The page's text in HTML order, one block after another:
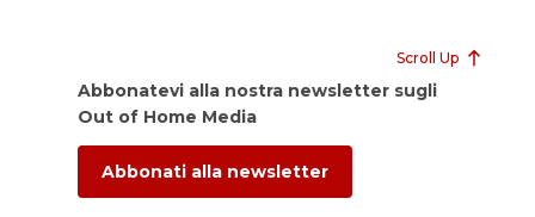
Scroll Up
Abbonatevi alla nostra newsletter sugli
Out of Home Media
Abbonati alla newsletter